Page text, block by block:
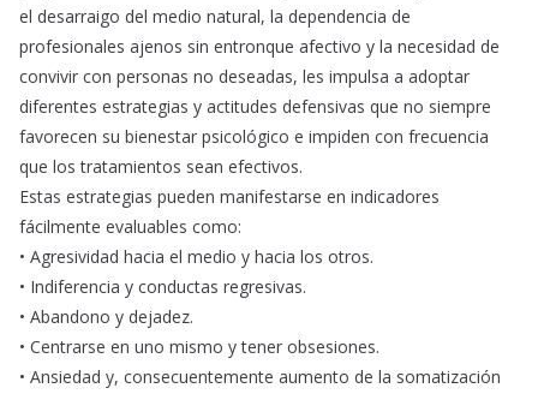
el desarraigo del medio natural, la dependencia de
profesionales ajenos sin entronque afectivo y la necesidad de
convivir con personas no deseadas, les impulsa a adoptar
diferentes estrategias y actitudes defensivas que no siempre
favorecen su bienestar psicológico e impiden con frecuencia
que los tratamientos sean efectivos.
Estas estrategias pueden manifestarse en indicadores
fácilmente evaluables como:
• Agresividad hacia el medio y hacia los otros.
• Indiferencia y conductas regresivas.
• Abandono y dejadez.
• Centrarse en uno mismo y tener obsesiones.
• Ansiedad y, consecuentemente aumento de la somatización